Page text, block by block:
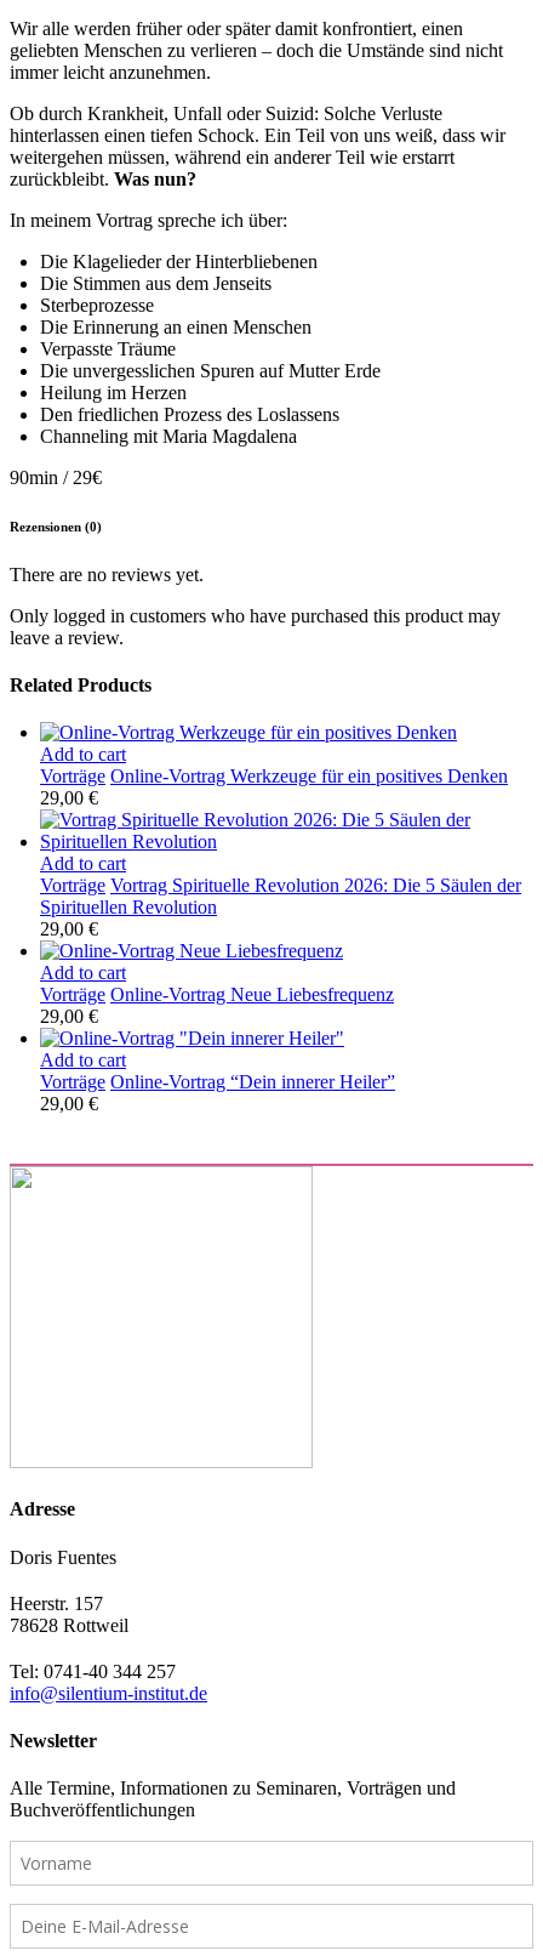
Wir alle werden früher oder später damit konfrontiert, einen
geliebten Menschen zu verlieren – doch die Umstände sind nicht
immer leicht anzunehmen.
Ob durch Krankheit, Unfall oder Suizid: Solche Verluste
hinterlassen einen tiefen Schock. Ein Teil von uns weiß, dass wir
weitergehen müssen, während ein anderer Teil wie erstarrt
zurückbleibt. Was nun?
In meinem Vortrag spreche ich über:
Die Klagelieder der Hinterbliebenen
Die Stimmen aus dem Jenseits
Sterbeprozesse
Die Erinnerung an einen Menschen
Verpasste Träume
Die unvergesslichen Spuren auf Mutter Erde
Heilung im Herzen
Den friedlichen Prozess des Loslassens
Channeling mit Maria Magdalena
90min / 29€
Rezensionen (0)
There are no reviews yet.
Only logged in customers who have purchased this product may
leave a review.
Related Products
Add to cart
Vorträge Online-Vortrag Werkzeuge für ein positives Denken
29,00 €
Add to cart
Vorträge Vortrag Spirituelle Revolution 2026: Die 5 Säulen der
Spirituellen Revolution
29,00 €
Add to cart
Vorträge Online-Vortrag Neue Liebesfrequenz
29,00 €
Add to cart
Vorträge Online-Vortrag “Dein innerer Heiler”
29,00 €
Adresse
Doris Fuentes
Heerstr. 157
78628 Rottweil
Tel: 0741-40 344 257
info@silentium-institut.de
Newsletter
Alle Termine, Informationen zu Seminaren, Vorträgen und
Buchveröffentlichungen